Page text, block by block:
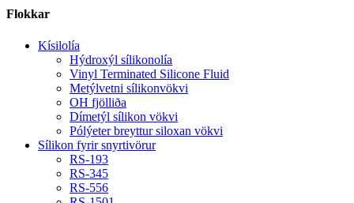
Flokkar
Kísilolía
Hýdroxýl sílikonolía
Vinyl Terminated Silicone Fluid
Metýlvetni sílikonvökvi
OH fjölliða
Dímetýl sílikon vökvi
Pólýeter breyttur siloxan vökvi
Sílikon fyrir snyrtivörur
RS-193
RS-345
RS-556